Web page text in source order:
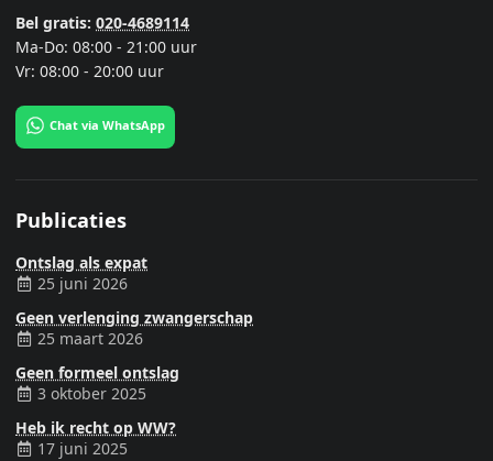
Bel gratis: 020-4689114
Ma-Do: 08:00 - 21:00 uur
Vr: 08:00 - 20:00 uur
Chat via WhatsApp
Publicaties
Ontslag als expat
25 juni 2026
Geen verlenging zwangerschap
25 maart 2026
Geen formeel ontslag
3 oktober 2025
Heb ik recht op WW?
17 juni 2025